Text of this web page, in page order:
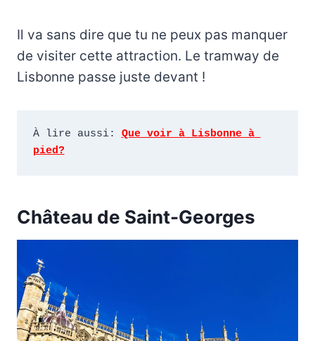
Il va sans dire que tu ne peux pas manquer
de visiter cette attraction. Le tramway de
Lisbonne passe juste devant !
À lire aussi: Que voir à Lisbonne à
pied?
Château de Saint-Georges